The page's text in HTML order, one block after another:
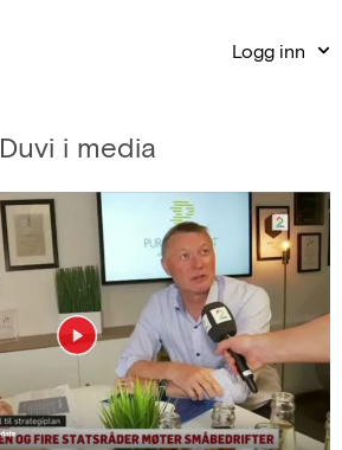
Logg inn
Duvi i media